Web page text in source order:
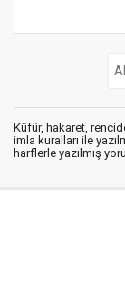
Küfür, hakaret,
imla kuralları ile
harflerle yazılmış